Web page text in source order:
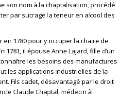
son nom à la chaptalisation, procédé
par sucrage la teneur en alcool des
en 1780 pour y occuper la chaire de
1781, il épouse Anne Lajard, fille d’un
les besoins des manufactures
les applications industrielles de la
Fils cadet, désavantagé par le droit
Claude Chaptal, médecin à